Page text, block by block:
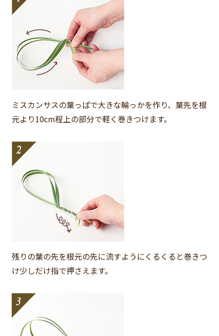
ミスカンサスの葉っぱで大きな輪っかを作り、葉先を根
元より10cm程上の部分で軽く巻きつけます。
残りの葉の先を根元の先に流すようにくるくると巻きつ
け少しだけ指で押さえます。